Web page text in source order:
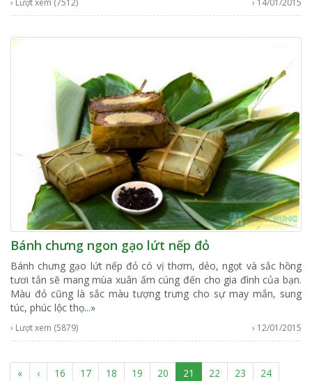
Bánh chưng ngon gạo lứt nếp đỏ
Bánh chưng gạo lứt nếp đỏ có vị thơm, dẻo, ngọt và sắc hồng
tươi tắn sẽ mang mùa xuân ấm cúng đến cho gia đình của bạn.
Màu đỏ cũng là sắc màu tượng trưng cho sự may mắn, sung
túc, phúc lộc thọ...»
› Lượt xem (5879) › 12/01/2015
« ‹ 16 17 18 19 20 21 (current)
22 23
24